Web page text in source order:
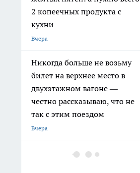
2 копеечных продукта с
кухни
Вчера
Никогда больше не возьму
билет на верхнее место в
двухэтажном вагоне —
честно рассказываю, что не
так с этим поездом
Вчера
Малярный скотч скупаю